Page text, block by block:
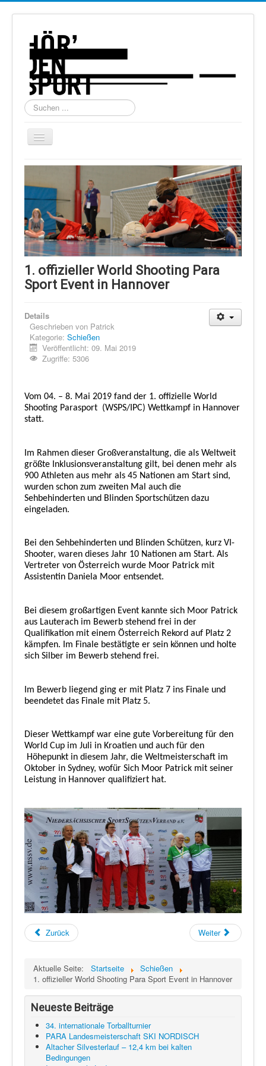
Suchen
...
Navigation
Home
Über uns
Torball
Schießen
Schi Alpin
Schi Nordisch
Laufen
Datenschutz
1. offizieller World Shooting Para
Sport Event in Hannover
Details
Geschrieben von Patrick
Kategorie: Schießen
Veröffentlicht: 09. Mai 2019
Zugriffe: 5306
Vom 04. – 8. Mai 2019 fand der 1. offizielle World
Shooting Parasport (WSPS/IPC) Wettkampf in Hannover
statt.
Im Rahmen dieser Großveranstaltung, die als Weltweit
größte Inklusionsveranstaltung gilt, bei denen mehr als
900 Athleten aus mehr als 45 Nationen am Start sind,
wurden schon zum zweiten Mal auch die
Sehbehinderten und Blinden Sportschützen dazu
eingeladen.
Bei den Sehbehinderten und Blinden Schützen, kurz VI-
Shooter, waren dieses Jahr 10 Nationen am Start. Als
Vertreter von Österreich wurde Moor Patrick mit
Assistentin Daniela Moor entsendet.
Bei diesem großartigen Event kannte sich Moor Patrick
aus Lauterach im Bewerb stehend frei in der
Qualifikation mit einem Österreich Rekord auf Platz 2
kämpfen. Im Finale bestätigte er sein können und holte
sich Silber im Bewerb stehend frei.
Im Bewerb liegend ging er mit Platz 7 ins Finale und
beendetet das Finale mit Platz 5.
Dieser Wettkampf war eine gute Vorbereitung für den
World Cup im Juli in Kroatien und auch für den
Höhepunkt in diesem Jahr, die Weltmeisterschaft im
Oktober in Sydney, wofür Sich Moor Patrick mit seiner
Leistung in Hannover qualifiziert hat.
Zurück Weiter
Aktuelle Seite: Startseite
Schießen
1. offizieller World Shooting Para Sport Event in Hannover
Neueste Beiträge
34. internationale Torballturnier
PARA Landesmeisterschaft SKI NORDISCH
Altacher Silvesterlauf – 12,4 km bei kalten
Bedingungen